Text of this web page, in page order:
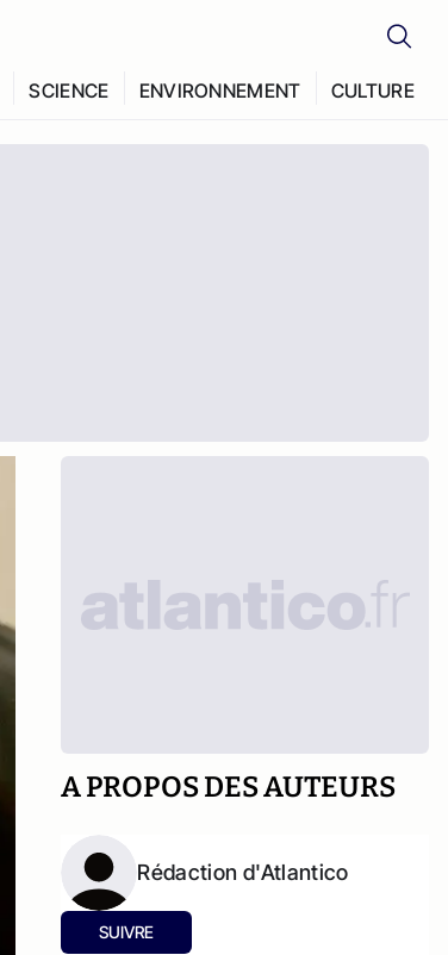
SCIENCE ENVIRONNEMENT CULTURE
A PROPOS DES AUTEURS
Rédaction d'Atlantico
SUIVRE